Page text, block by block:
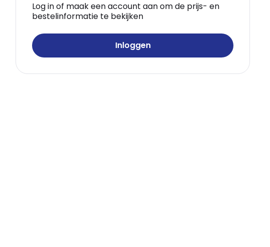
Log in of maak een account aan om de prijs- en
bestelinformatie te bekijken
Inloggen